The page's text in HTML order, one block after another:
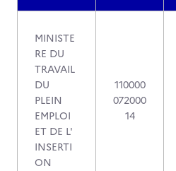
MINISTE
RE DU
TRAVAIL
DU
PLEIN
EMPLOI
ET DE L'
INSERTI
ON
110000
072000
14